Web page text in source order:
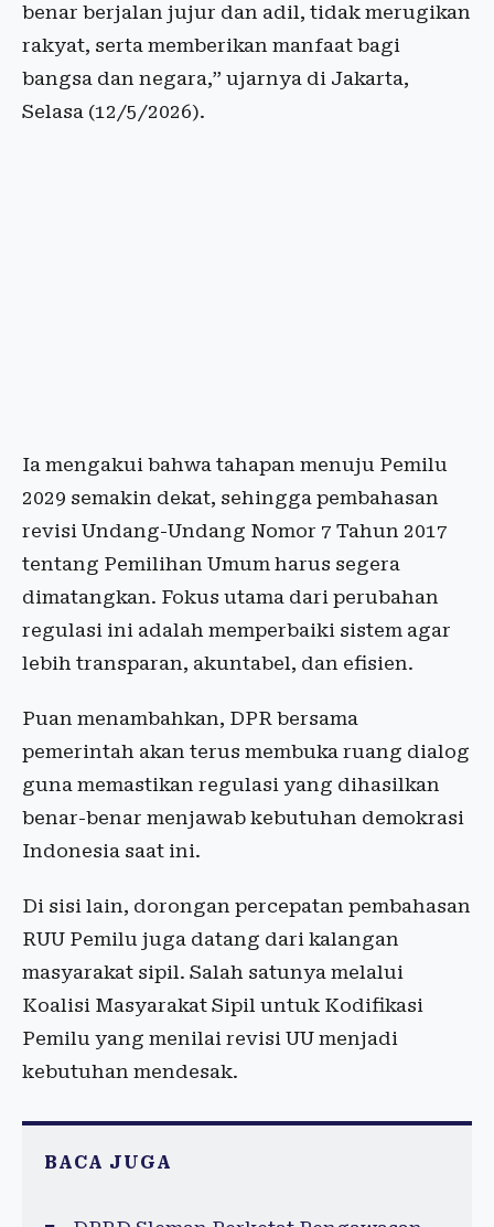
benar berjalan jujur dan adil, tidak merugikan
rakyat, serta memberikan manfaat bagi
bangsa dan negara,” ujarnya di Jakarta,
Selasa (12/5/2026).
Ia mengakui bahwa tahapan menuju Pemilu
2029 semakin dekat, sehingga pembahasan
revisi Undang-Undang Nomor 7 Tahun 2017
tentang Pemilihan Umum harus segera
dimatangkan. Fokus utama dari perubahan
regulasi ini adalah memperbaiki sistem agar
lebih transparan, akuntabel, dan efisien.
Puan menambahkan, DPR bersama
pemerintah akan terus membuka ruang dialog
guna memastikan regulasi yang dihasilkan
benar-benar menjawab kebutuhan demokrasi
Indonesia saat ini.
Di sisi lain, dorongan percepatan pembahasan
RUU Pemilu juga datang dari kalangan
masyarakat sipil. Salah satunya melalui
Koalisi Masyarakat Sipil untuk Kodifikasi
Pemilu yang menilai revisi UU menjadi
kebutuhan mendesak.
BACA JUGA